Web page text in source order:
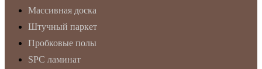
Массивная доска
Штучный паркет
Пробковые полы
SPC ламинат